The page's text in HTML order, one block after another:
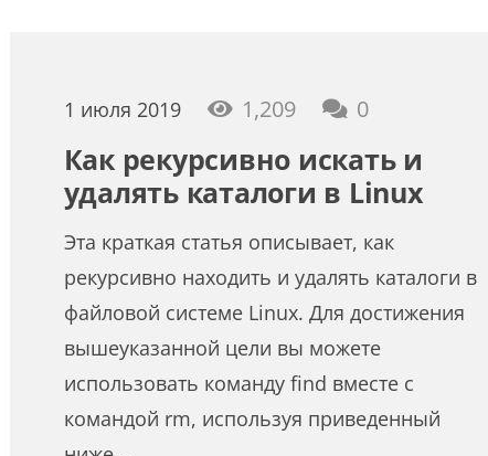
1 июля 2019 1,209 0
Как рекурсивно искать и
удалять каталоги в Linux
Эта краткая статья описывает, как
рекурсивно находить и удалять каталоги в
файловой системе Linux. Для достижения
вышеуказанной цели вы можете
использовать команду find вместе с
командой rm, используя приведенный